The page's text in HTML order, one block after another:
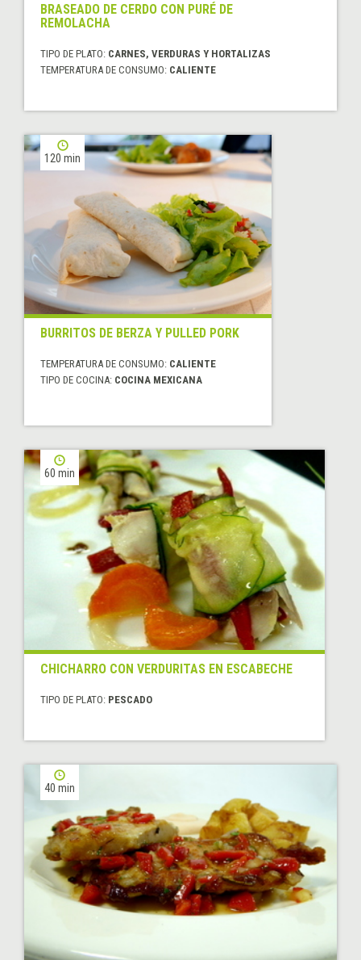
BRASEADO DE CERDO CON PURÉ DE
REMOLACHA
TIPO DE PLATO: CARNES, VERDURAS Y HORTALIZAS
TEMPERATURA DE CONSUMO: CALIENTE
120 min
BURRITOS DE BERZA Y PULLED PORK
TEMPERATURA DE CONSUMO: CALIENTE
TIPO DE COCINA: COCINA MEXICANA
60 min
CHICHARRO CON VERDURITAS EN ESCABECHE
TIPO DE PLATO: PESCADO
40 min